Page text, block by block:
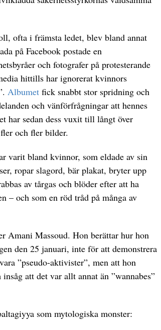
ofta i främsta ledet, blev bland annat
på Facebook postade en
och fotografer på protesterande
hittills har ignorerat kvinnors
Albumet fick snabbt stor spridning och
och vänförfrågningar att hennes
har sedan dess vuxit till långt över
och fler bilder.
varit bland kvinnor, som eldade av sin
ropar slagord, bär plakat, bryter upp
av tårgas och blöder efter att ha
– och som en röd tråd på många av
Amani Massoud. Hon berättar hur hon
den 25 januari, inte för att demonstrera
”pseudo-aktivister”, men att hon
att det var allt annat än ”wannabes”
som mytologiska monster: